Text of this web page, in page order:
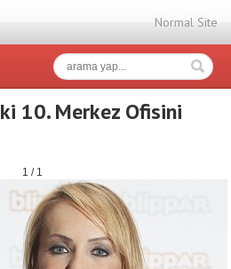
Normal Site
10. Merkez Ofisini
1 / 1